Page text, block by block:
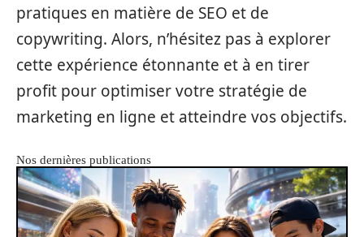
pratiques en matière de SEO et de
copywriting. Alors, n’hésitez pas à explorer
cette expérience étonnante et à en tirer
profit pour optimiser votre stratégie de
marketing en ligne et atteindre vos objectifs.
Nos dernières publications